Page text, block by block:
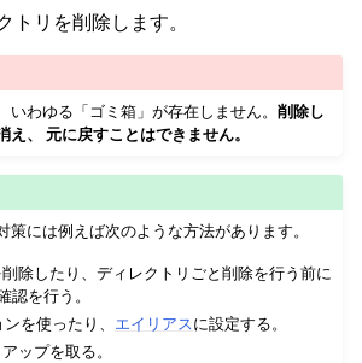
トリを削除します。
いわゆる「ゴミ箱」が存在しません。削除し
え、 元に戻すことはできません。
策には例えば次のような方法があります。
除したり、ディレクトリごと削除を行う前に
認を行う。
を使ったり、 エイリアスに設定する。
ップを取る。